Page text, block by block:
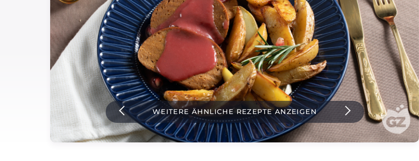
Neueste rezepte
IT Website
Instagram
YouTube
WEITERE ÄHNLICHE REZEPTE ANZEIGEN